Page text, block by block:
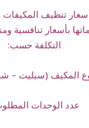
تنظيف المكيفات
بأسعار تنافسية
التكلفة حسب:
المكيف (سبليت –
عدد الوحدات